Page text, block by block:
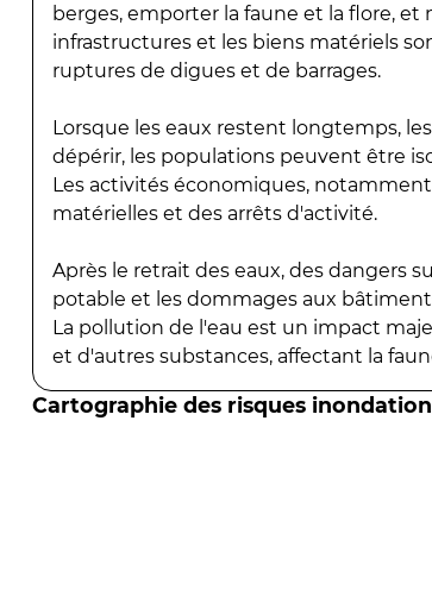
berges, emporter la faune et la flore,
infrastructures et les biens matériels
ruptures de digues et de barrages.
Lorsque les eaux restent longtemps,
dépérir, les populations peuvent être
Les activités économiques,
matérielles et des arrêts d'activité.
Après le retrait des eaux, des dangers
potable et les dommages aux
La pollution de l'eau est un impact
et d'autres substances, affectant la
Cartographie des risques